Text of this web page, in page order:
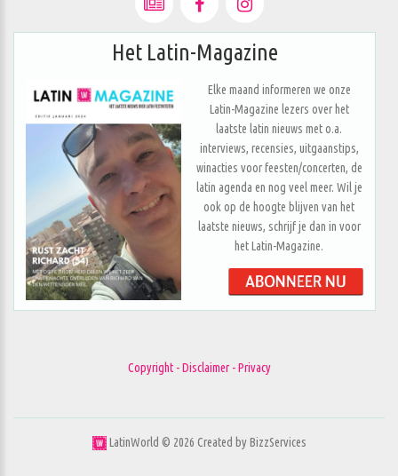
Het Latin-Magazine
Elke maand informeren we onze
Latin-Magazine lezers over het
laatste latin nieuws met o.a.
interviews, recensies, uitgaanstips,
winacties voor feesten/concerten, de
latin agenda en nog veel meer. Wil je
ook op de hoogte blijven van het
laatste nieuws, schrijf je dan in voor
het Latin-Magazine.
Copyright - Disclaimer - Privacy
LatinWorld © 2026 Created byBizzServices